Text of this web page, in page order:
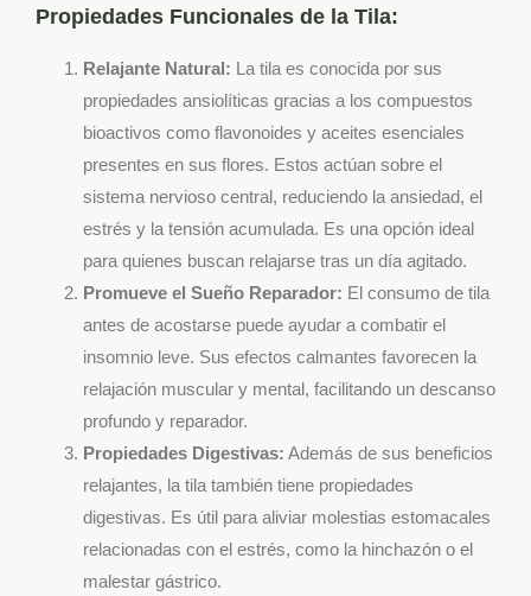
Propiedades Funcionales de la Tila:
Relajante Natural: La tila es conocida por sus
propiedades ansiolíticas gracias a los compuestos
bioactivos como flavonoides y aceites esenciales
presentes en sus flores. Estos actúan sobre el
sistema nervioso central, reduciendo la ansiedad, el
estrés y la tensión acumulada. Es una opción ideal
para quienes buscan relajarse tras un día agitado.
Promueve el Sueño Reparador: El consumo de tila
antes de acostarse puede ayudar a combatir el
insomnio leve. Sus efectos calmantes favorecen la
relajación muscular y mental, facilitando un descanso
profundo y reparador.
Propiedades Digestivas: Además de sus beneficios
relajantes, la tila también tiene propiedades
digestivas. Es útil para aliviar molestias estomacales
relacionadas con el estrés, como la hinchazón o el
malestar gástrico.